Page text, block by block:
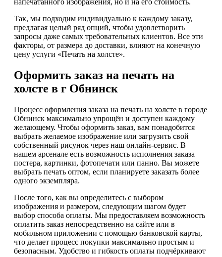
напечатанного изображения, но и на его стоимость.
Так, мы подходим индивидуально к каждому заказу,
предлагая целый ряд опций, чтобы удовлетворить
запросы даже самых требовательных клиентов. Все эти
факторы, от размера до доставки, влияют на конечную
цену услуги «Печать на холсте».
Оформить заказ на печать на
холсте в г Обнинск
Процесс оформления заказа на печать на холсте в городе
Обнинск максимально упрощён и доступен каждому
желающему. Чтобы оформить заказ, вам понадобится
выбрать желаемое изображение или загрузить свой
собственный рисунок через наш онлайн-сервис. В
нашем арсенале есть возможность исполнения заказа
постера, картинки, фотопечати или панно. Вы можете
выбрать печать оптом, если планируете заказать более
одного экземпляра.
После того, как вы определитесь с выбором
изображения и размером, следующим шагом будет
выбор способа оплаты. Мы предоставляем возможность
оплатить заказ непосредственно на сайте или в
мобильном приложении с помощью банковской карты,
что делает процесс покупки максимально простым и
безопасным. Удобство и гибкость оплаты подчёркивают